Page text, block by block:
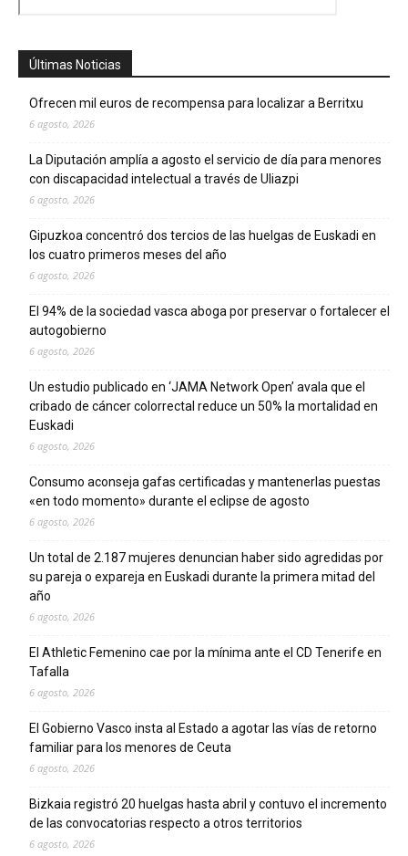
Últimas Noticias
Ofrecen mil euros de recompensa para localizar a Berritxu
6 agosto, 2026
La Diputación amplía a agosto el servicio de día para menores
con discapacidad intelectual a través de Uliazpi
6 agosto, 2026
Gipuzkoa concentró dos tercios de las huelgas de Euskadi en
los cuatro primeros meses del año
6 agosto, 2026
El 94% de la sociedad vasca aboga por preservar o fortalecer el
autogobierno
6 agosto, 2026
Un estudio publicado en ‘JAMA Network Open’ avala que el
cribado de cáncer colorrectal reduce un 50% la mortalidad en
Euskadi
6 agosto, 2026
Consumo aconseja gafas certificadas y mantenerlas puestas
«en todo momento» durante el eclipse de agosto
6 agosto, 2026
Un total de 2.187 mujeres denuncian haber sido agredidas por
su pareja o expareja en Euskadi durante la primera mitad del
año
6 agosto, 2026
El Athletic Femenino cae por la mínima ante el CD Tenerife en
Tafalla
6 agosto, 2026
El Gobierno Vasco insta al Estado a agotar las vías de retorno
familiar para los menores de Ceuta
6 agosto, 2026
Bizkaia registró 20 huelgas hasta abril y contuvo el incremento
de las convocatorias respecto a otros territorios
6 agosto, 2026